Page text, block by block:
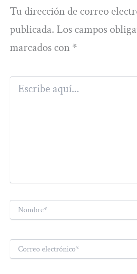
Tu dirección de correo
publicada. Los campos
marcados con *
Escribe
aquí...
electrónico*